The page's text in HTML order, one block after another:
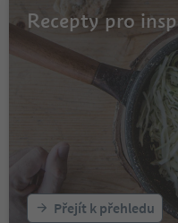
Recepty pro
Přejít k přehledu